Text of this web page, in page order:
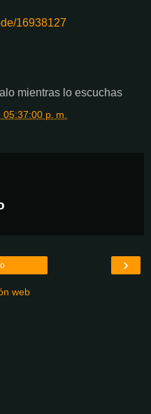
16938127
mientras lo escuchas
p. m.
›
web